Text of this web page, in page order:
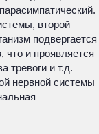
второй –
подвергается
что и проявляется
тревоги и т.д.
нервной системы